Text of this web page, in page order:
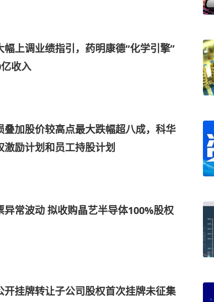
幅上调业绩指引，药明康德“化学引擎”
收入
叠加股价较高点最大跌幅超八成，科华
激励计划和员工持股计划
异常波动 拟收购晶艺半导体100%股权
开挂牌转让子公司股权首次挂牌未征集